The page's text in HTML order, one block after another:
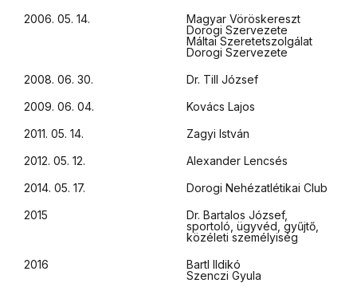
2006. 05. 14.
Magyar Vöröskereszt
Dorogi Szervezete
Máltai Szeretetszolgálat
Dorogi Szervezete
2008. 06. 30.
Dr. Till József
2009. 06. 04.
Kovács Lajos
2011. 05. 14.
Zagyi István
2012. 05. 12.
Alexander Lencsés
2014. 05. 17.
Dorogi Nehézatlétikai Club
2015
Dr. Bartalos József,
sportoló, ügyvéd, gyűjtő,
közéleti személyiség
2016
Bartl Ildikó
Szenczi Gyula